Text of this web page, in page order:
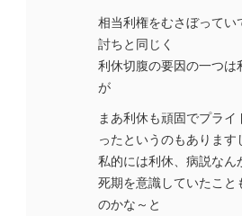
相当利権をむさぼってい
討ちと同じく
利休切腹の要因の一つは
が
まあ利休も頑固でプラ
ったというのもあります
私的には利休、病説なん
死期を意識していたこと
のかな～と